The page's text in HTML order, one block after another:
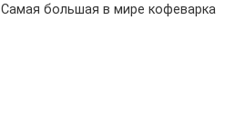
Самая большая в мире кофеварка